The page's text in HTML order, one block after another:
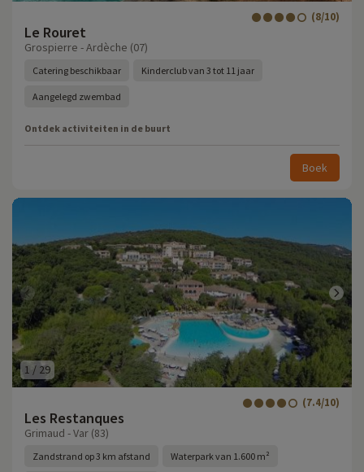
Le Rouret
(8/10)
Grospierre - Ardèche (07)
Catering beschikbaar Kinderclub van 3 tot 11 jaar
Aangelegd zwembad
Ontdek activiteiten in de buurt
Boek
1 / 29
Les Restanques
(7.4/10)
Grimaud - Var (83)
Zandstrand op 3 km afstand Waterpark van 1.600 m²